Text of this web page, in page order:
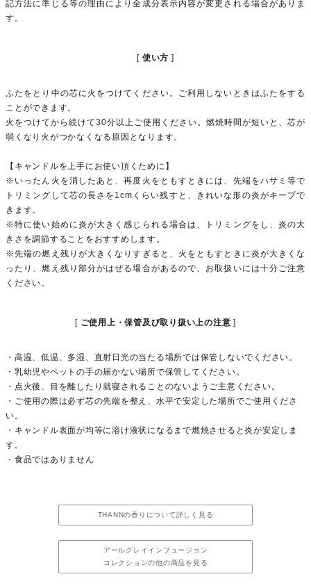
記方法に準じる等の理由により全成分表示内容が変更される場合がありま
す。
使い方
ふたをとり中の芯に火をつけてください。ご利用しないときはふたをする
ことができます。
火をつけてから続けて30分以上ご使用ください。燃焼時間が短いと、芯が
弱くなり火がつかなくなる原因となります。
【キャンドルを上手にお使い頂くために】
※いったん火を消したあと、再度火をともすときには、先端をハサミ等で
トリミングして芯の長さを1cmくらい残すと、きれいな形の炎がキープで
きます。
※特に使い始めに炎が大きく感じられる場合は、トリミングをし、炎の大
きさを調節することをおすすめします。
※先端の燃え残りが大きくなりすぎると、火をともすときに炎が大きくな
ったり、燃え残り部分がはぜる場合があるので、お取扱いには十分ご注意
ください。
ご使用上・保管及び取り扱い上の注意
・高温、低温、多湿、直射日光の当たる場所では保管しないでください。
・乳幼児やペットの手の届かない場所で保管してください。
・点火後、目を離したり就寝されることのないようご主意ください。
・ご使用の際は必ず芯の先端を整え、水平で安定した場所でご使用くださ
い。
・キャンドル表面が均等に溶け液状になるまで燃焼させると炎が安定しま
す。
・食品ではありません
THANNの香りについて詳しく見る
アールグレイインフュージョン
コレクションの他の商品を見る